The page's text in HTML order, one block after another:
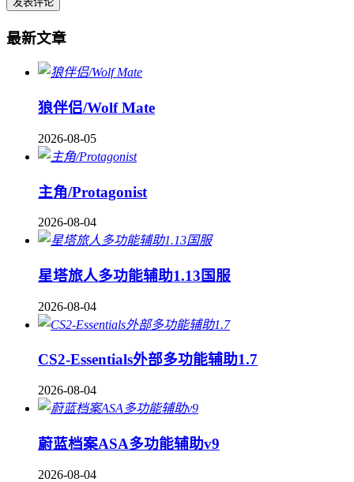
最新文章
狼伴侣/Wolf Mate
2026-08-05
主角/Protagonist
2026-08-04
星塔旅人多功能辅助1.13国服
2026-08-04
CS2-Essentials外部多功能辅助1.7
2026-08-04
蔚蓝档案ASA多功能辅助v9
2026-08-04